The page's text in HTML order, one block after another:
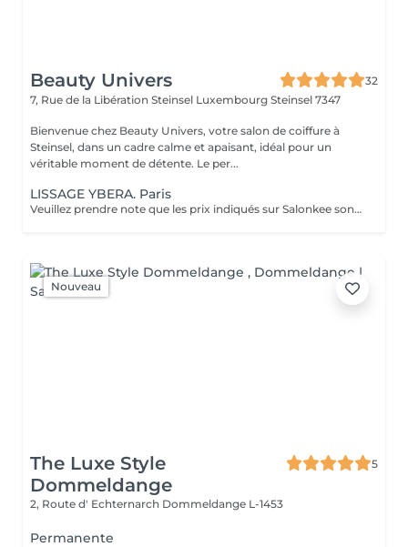
Beauty Univers
32
7, Rue de la Libération Steinsel Luxembourg Steinsel 7347
Bienvenue chez Beauty Univers, votre salon de coiffure à
Steinsel, dans un cadre calme et apaisant, idéal pour un
véritable moment de détente. Le per...
LISSAGE YBERA. Paris
Veuillez prendre note que les prix indiqués sur Salonkee sont communiqués à titre informatif et s'entendent de base. Ces derniers sont susceptibles de varier selon le diagnostic réalisé à votre arrivée au salon et l'expertise du professionnel à qui vous confiez votre beauté. Dans tous les cas, un devis précis vous sera proposé et toutes réalisations de prestations seront effectuées avec votre accord. Un grand merci d'avance pour votre compréhension. Au plaisir de vous revoir très vite.
Nouveau
The Luxe Style
Dommeldange
5
2, Route d' Echternarch Dommeldange L-1453
Permanente